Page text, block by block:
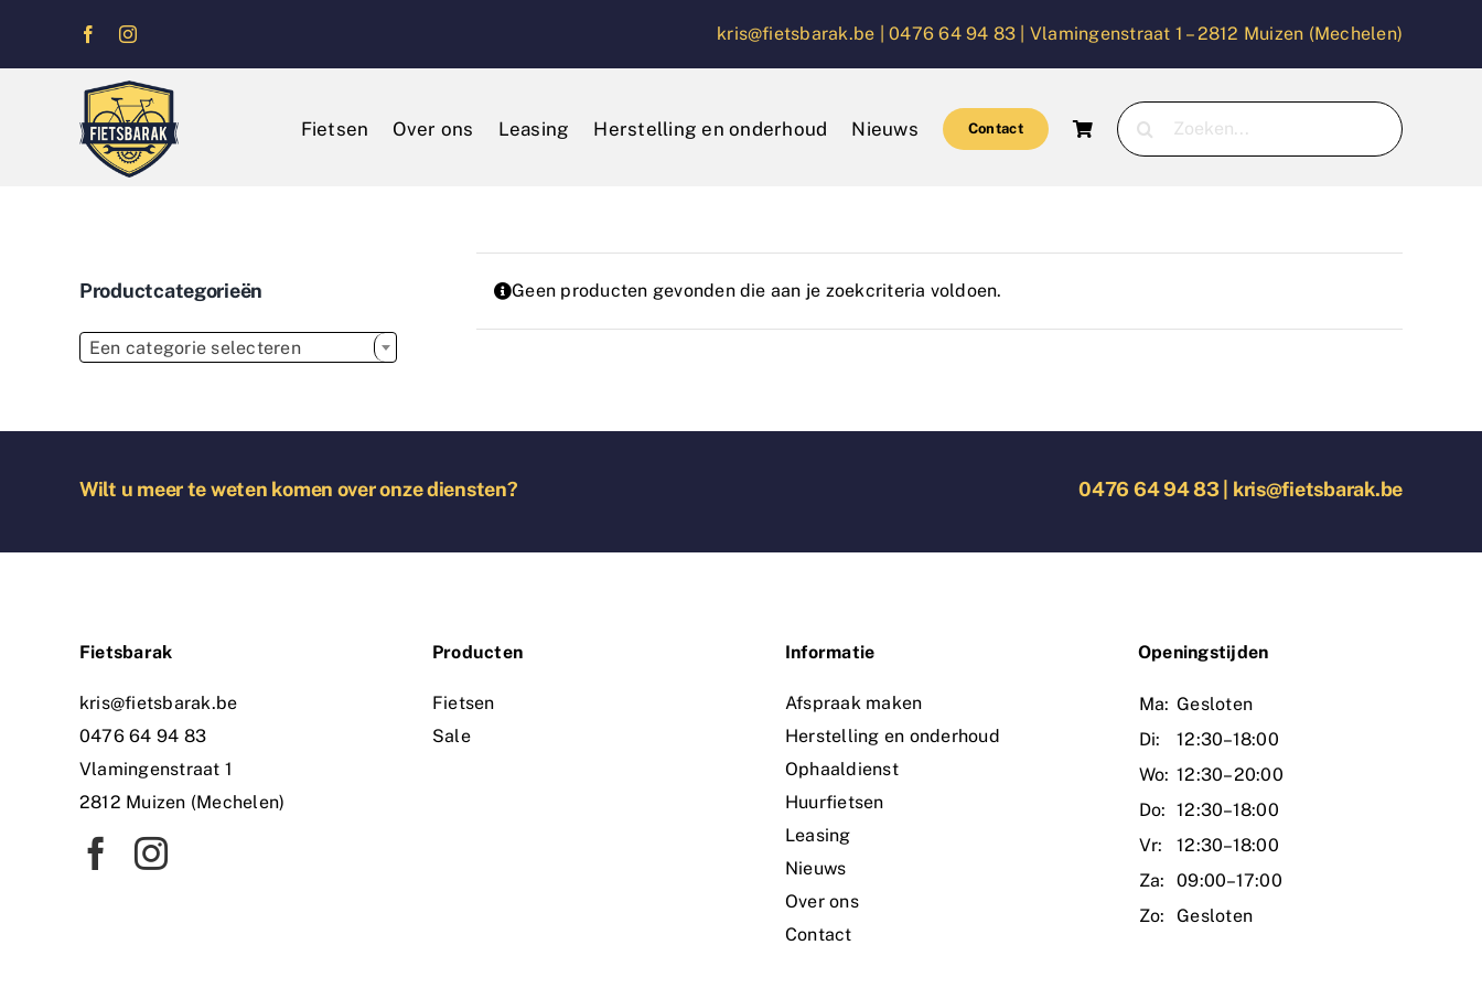
kris@fietsbarak.be |0476 64 94 83 | Vlamingenstraat 1 – 2812 Muizen (Mechelen)
Fietsen Over ons Leasing Herstelling en onderhoud Nieuws Contact
Zoeken
naar:
Geen producten gevonden die aan je zoekcriteria voldoen.
Productcategorieën
Een categorie selecteren
Wilt u meer te weten komen over onze diensten? 0476 64 94 83| kris@fietsbarak.be
Fietsbarak
kris@fietsbarak.be
0476 64 94 83
Vlamingenstraat 1
2812 Muizen (Mechelen)
Producten
Fietsen
Sale
Informatie
Afspraak maken
Herstelling en onderhoud
Ophaaldienst
Huurfietsen
Leasing
Nieuws
Over ons
Contact
Openingstijden
Ma: Gesloten
Di:
12:30–18:00
Wo: 12:30–20:00
Do: 12:30–18:00
Vr:
12:30–18:00
Za:
09:00–17:00
Zo:
Gesloten